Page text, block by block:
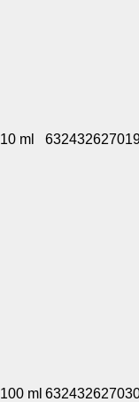
10 ml
100 ml